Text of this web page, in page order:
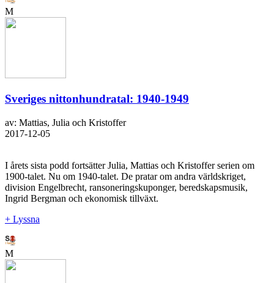
M
Sveriges nittonhundratal: 1940-1949
av: Mattias, Julia och Kristoffer
2017-12-05
I årets sista podd fortsätter Julia, Mattias och Kristoffer serien om
1900-talet. Nu om 1940-talet. De pratar om andra världskriget,
division Engelbrecht, ransoneringskuponger, beredskapsmusik,
Ingrid Bergman och ekonomisk tillväxt.
+ Lyssna
M